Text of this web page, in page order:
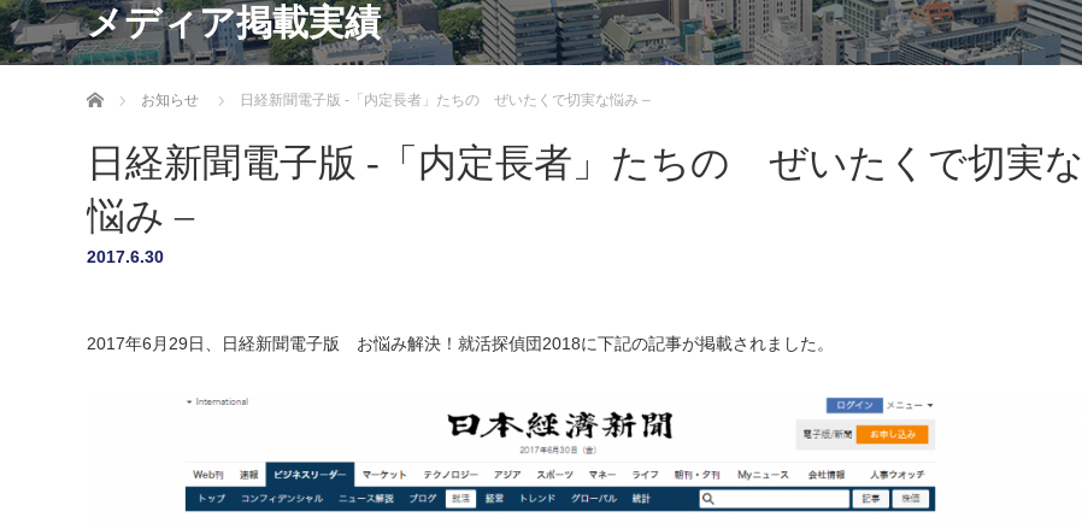
メディア掲載実績
Home お知らせ 日経新聞電子版 -「内定長者」たちの ぜいたくで切実な悩み –
日経新聞電子版 -「内定長者」たちの ぜいたくで切実な
悩み –
2017.6.30
2017年6月29日、日経新聞電子版 お悩み解決！就活探偵団2018に下記の記事が掲載されました。